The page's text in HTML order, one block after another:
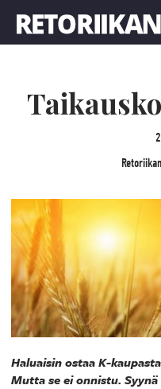
Haluaisin ostaa K-
Mutta se ei onnistu.